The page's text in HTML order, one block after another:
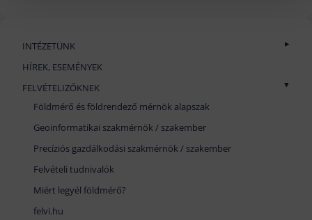
INTÉZETÜNK
Történet
GEO Aranykönyv
Mennybéli katedra
Munkatársak
Nyugdíjasaink
TELEFONKÖNYV
HÍREK, ESEMÉNYEK
FELVÉTELIZŐKNEK
Földmérő és földrendező mérnök alapszak
Geoinformatikai szakmérnök / szakember
Precíziós gazdálkodási szakmérnök / szakember
Felvételi tudnivalók
Miért legyél földmérő?
felvi.hu